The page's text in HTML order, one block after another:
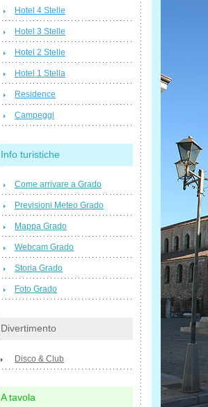
Hotel 4 Stelle
Hotel 3 Stelle
Hotel 2 Stelle
Hotel 1 Stella
Residence
Campeggi
Info turistiche
Come arrivare a Grado
Previsioni Meteo Grado
Mappa Grado
Webcam Grado
Storia Grado
Foto Grado
Divertimento
Disco & Club
A tavola